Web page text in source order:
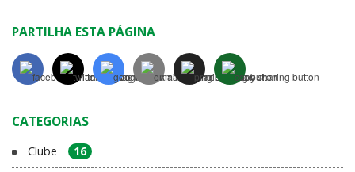
PARTILHA ESTA PÁGINA
CATEGORIAS
Clube 16